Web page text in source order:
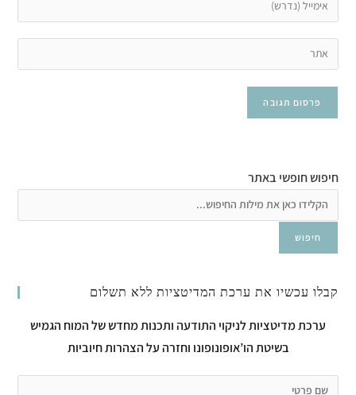
חיפוש חופשי באתר
חיפוש
קבלו עכשיו את ערכת המדיטציות ללא תשלום
ערכת מדיטציות לניקוי התודעה ותכנות מחדש של המוח הגמיש
בשיטת הו’אופונופונו וחזרה על הצהרות חיוביות